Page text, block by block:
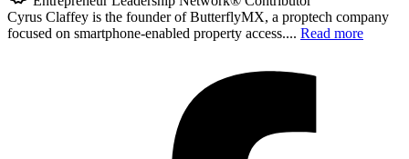
Cyrus Claffey is the founder of ButterflyMX, a proptech company
focused on smartphone-enabled property access.... Read more